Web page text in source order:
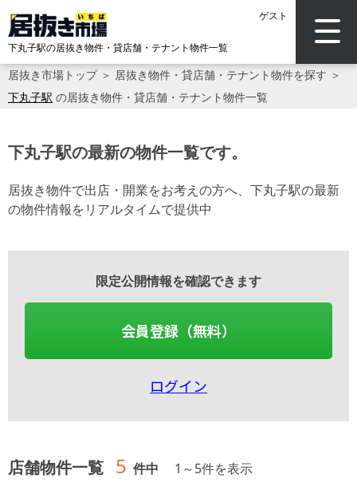
ゲスト
下丸子駅の居抜き物件・貸店舗・テナント物件一覧
居抜き市場トップ＞ 居抜き物件・貸店舗・テナント物件を探す ＞
下丸子駅 の居抜き物件・貸店舗・テナント物件一覧
下丸子駅の最新の物件一覧です。
居抜き物件で出店・開業をお考えの方へ、下丸子駅の最新
の物件情報をリアルタイムで提供中
限定公開情報を確認できます
会員登録（無料）
ログイン
店舗物件一覧 5 件中 1 ～5件を表示